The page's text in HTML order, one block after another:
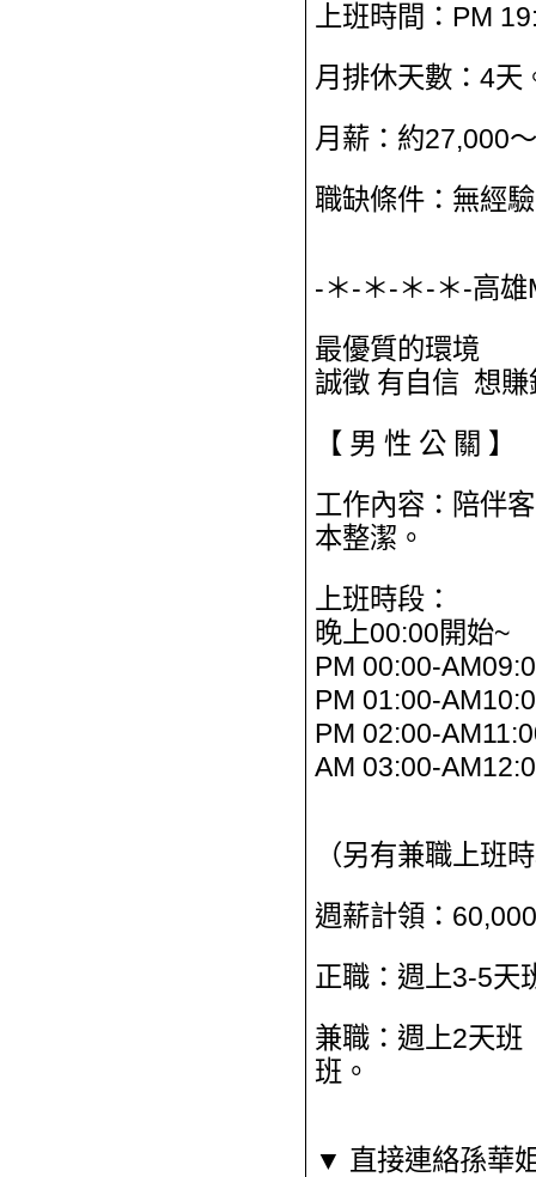
上班時間：PM
月排休天數：4天
月薪：約27,000
職缺條件：無經
-＊-＊-＊-＊-高
最優質的環境
誠徵 有自信 想
【 男 性 公 關 】
工作內容：陪伴
本整潔。
上班時段：
晚上00:00開始~
PM 00:00-
PM 01:00-
PM 02:00-
AM 03:00-
（另有兼職上班
週薪計領：
正職：週上3-5天
兼職：週上2天班
班。
▼ 直接連絡孫華